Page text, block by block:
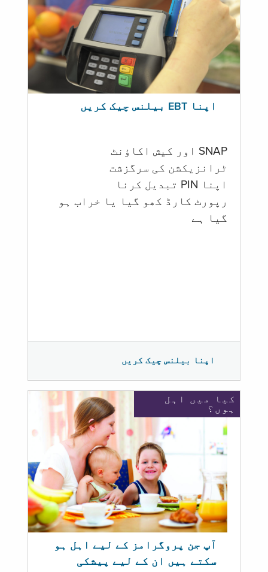
اپنا EBT بیلنس چیک کریں
SNAP اور کیش اکاؤنٹ
ٹرانزیکشن کی سرگزشت
اپنا PIN تبدیل کرنا
رپورٹ کارڈ کھو گیا یا خراب ہو
گيا ہے
اپنا بیلنس چیک کریں
کیا میں اہل
ہوں؟
آپ جن پروگرامز کے لیے اہل ہو
سکتے ہیں ان کے لیے پیشکی